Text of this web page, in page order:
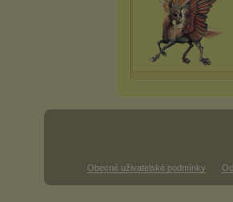
Obecné uživatelské podmínky